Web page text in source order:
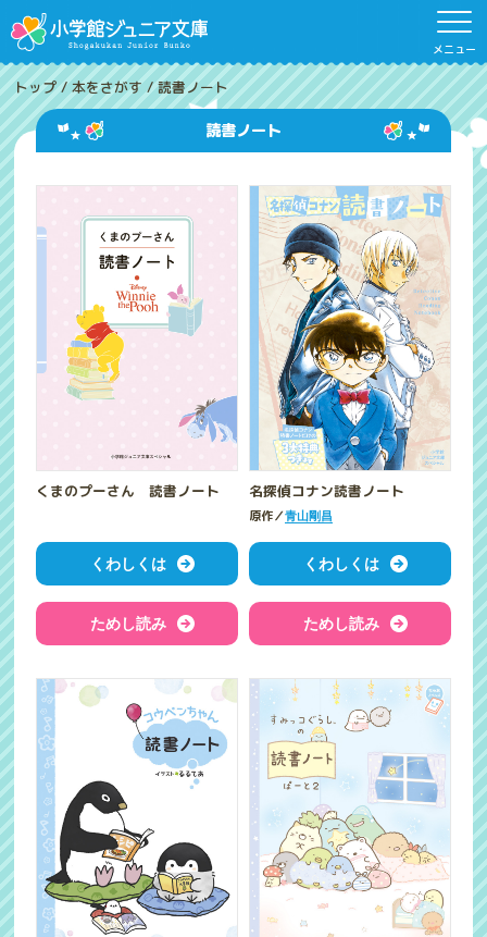
メニュー
トップ /本をさがす /読書ノート
読書ノート
くまのプーさん 読書ノート
くわしくは
ためし読み
名探偵コナン読書ノート
原作／青山剛昌
くわしくは
ためし読み